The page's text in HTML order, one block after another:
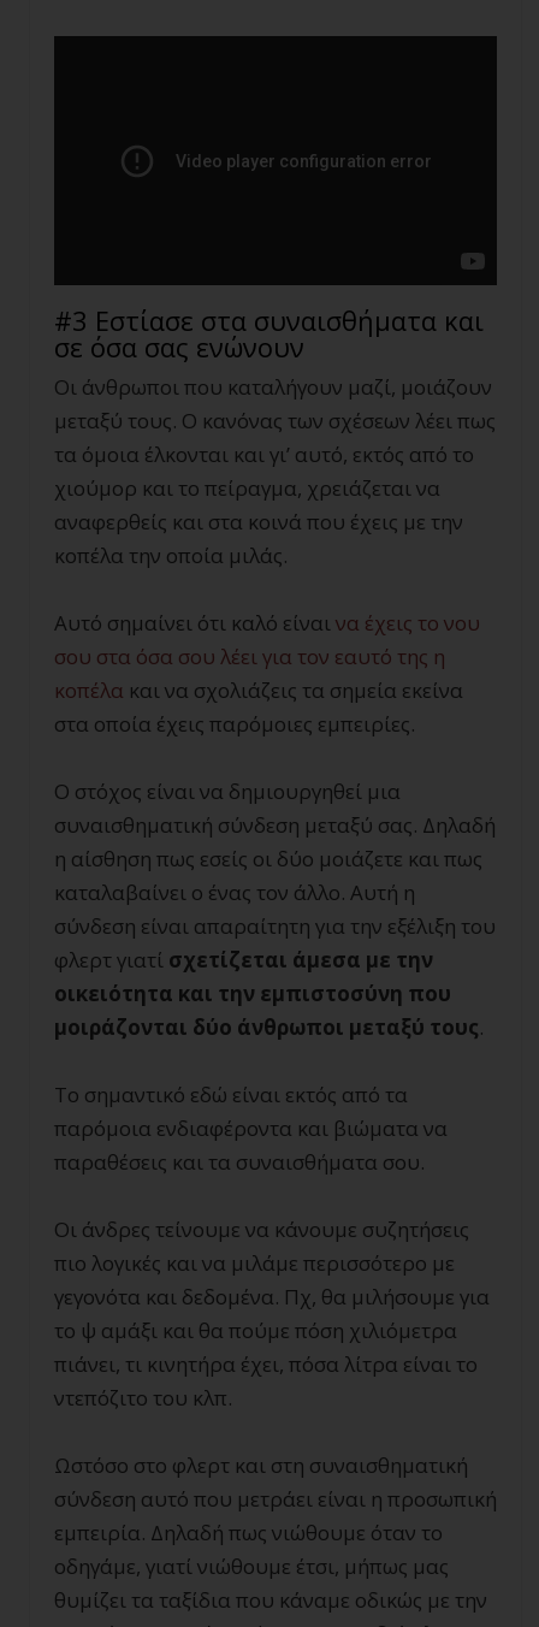
#3 Εστίασε στα συναισθήματα και
σε όσα σας ενώνουν
Οι άνθρωποι που καταλήγουν μαζί, μοιάζουν
μεταξύ τους. Ο κανόνας των σχέσεων λέει πως
τα όμοια έλκονται και γι’ αυτό, εκτός από το
χιούμορ και το πείραγμα, χρειάζεται να
αναφερθείς και στα κοινά που έχεις με την
κοπέλα την οποία μιλάς.
Αυτό σημαίνει ότι καλό είναινα έχεις το νου
σου στα όσα σου λέει για τον εαυτό της η
κοπέλα και να σχολιάζεις τα σημεία εκείνα
στα οποία έχεις παρόμοιες εμπειρίες.
Ο στόχος είναι να δημιουργηθεί μια
συναισθηματική σύνδεση μεταξύ σας. Δηλαδή
η αίσθηση πως εσείς οι δύο μοιάζετε και πως
καταλαβαίνει ο ένας τον άλλο. Αυτή η
σύνδεση είναι απαραίτητη για την εξέλιξη του
φλερτ γιατί σχετίζεται άμεσα με την
οικειότητα και την εμπιστοσύνη που
μοιράζονται δύο άνθρωποι μεταξύ τους.
Το σημαντικό εδώ είναι εκτός από τα
παρόμοια ενδιαφέροντα και βιώματα να
παραθέσεις και τα συναισθήματα σου.
Οι άνδρες τείνουμε να κάνουμε συζητήσεις
πιο λογικές και να μιλάμε περισσότερο με
γεγονότα και δεδομένα. Πχ, θα μιλήσουμε για
το ψ αμάξι και θα πούμε πόση χιλιόμετρα
πιάνει, τι κινητήρα έχει, πόσα λίτρα είναι το
ντεπόζιτο του κλπ.
Ωστόσο στο φλερτ και στη συναισθηματική
σύνδεση αυτό που μετράει είναι η προσωπική
εμπειρία. Δηλαδή πως νιώθουμε όταν το
οδηγάμε, γιατί νιώθουμε έτσι, μήπως μας
θυμίζει τα ταξίδια που κάναμε οδικώς με την